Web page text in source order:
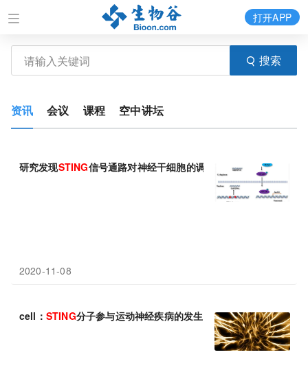
搜索
打开APP
资讯 会议 课程 空中讲坛
研究发现STING信号通路对神经干细胞的调控作用
2020-11-08
cell： STING分子参与运动神经疾病的发生